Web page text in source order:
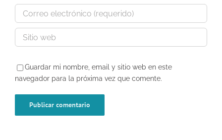
Guardar mi nombre, email y sitio web en este
navegador para la próxima vez que comente.